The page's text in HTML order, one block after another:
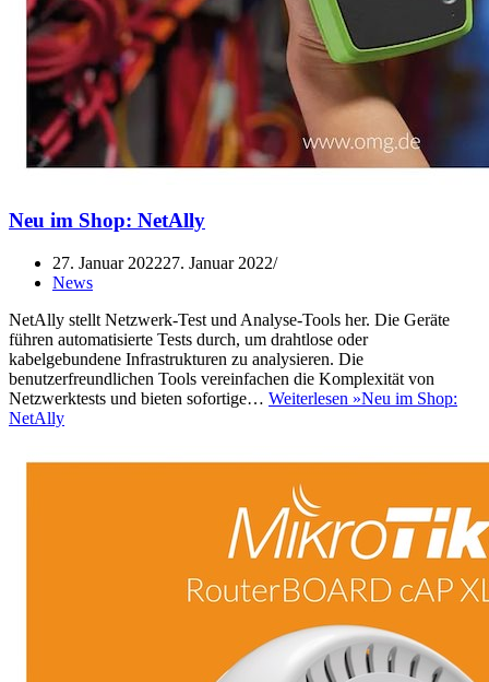
Neu im Shop: NetAlly
27. Januar 202227. Januar 2022
News
NetAlly stellt Netzwerk-Test und Analyse-Tools her. Die Geräte
führen automatisierte Tests durch, um drahtlose oder
kabelgebundene Infrastrukturen zu analysieren. Die
benutzerfreundlichen Tools vereinfachen die Komplexität von
Netzwerktests und bieten sofortige… Weiterlesen »Neu im Shop:
NetAlly